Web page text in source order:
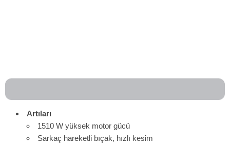
Artıları
1510 W yüksek motor gücü
Sarkaç hareketli bıçak, hızlı kesim